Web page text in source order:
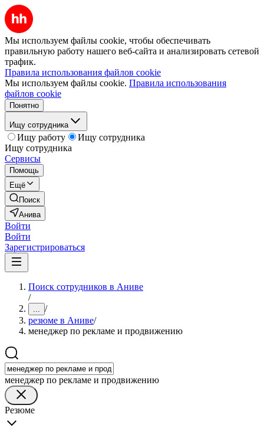
Мы используем файлы cookie, чтобы обеспечивать
правильную работу нашего веб-сайта и анализировать сетевой
трафик.
Правила использования файлов cookie
Мы используем файлы cookie. Правила использования
файлов cookie
Понятно
Ищу сотрудника
Ищу работу
Ищу сотрудника
Ищу сотрудника
Сервисы
Помощь
Ещё
Поиск
Анива
Войти
Войти
Зарегистрироваться
Поиск сотрудников в Аниве
/
... /
резюме в Аниве/
менеджер по рекламе и продвижению
менеджер по рекламе и продвижению
Резюме